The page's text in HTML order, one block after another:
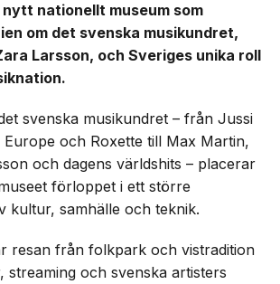
nationellt museum som
om det svenska musikundret,
Larsson, och Sveriges unika roll
svenska musikundret – från Jussi
och Roxette till Max Martin,
och dagens världshits – placerar
förloppet i ett större
kultur, samhälle och teknik.
resan från folkpark och vistradition
streaming och svenska artisters